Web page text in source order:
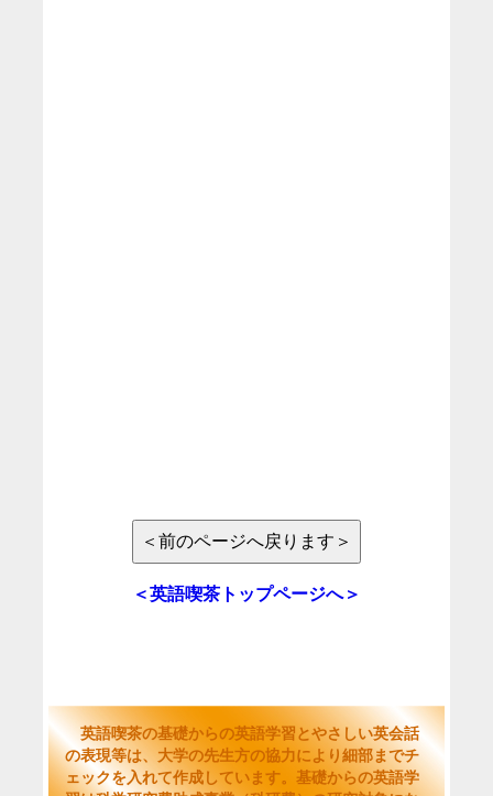
＜英語喫茶トップページへ＞
英語喫茶の基礎からの英語学習とやさしい英会話
の表現等は、大学の先生方の協力により細部までチ
ェックを入れて作成しています。基礎からの英語学